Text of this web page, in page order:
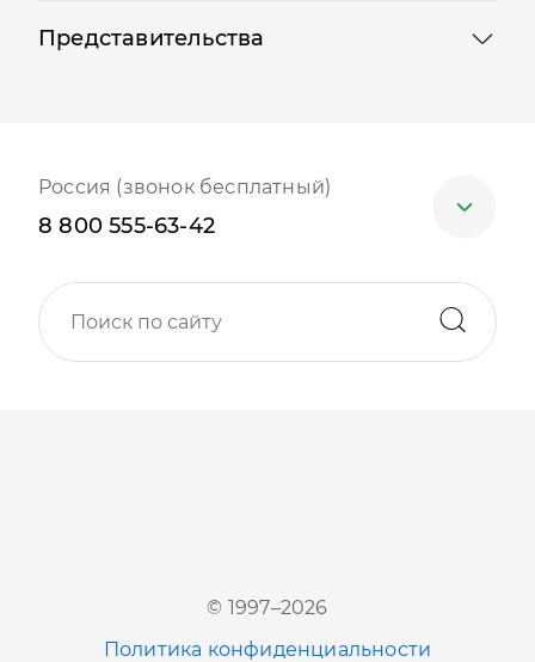
© 1997–2026
Политика конфиденциальности
Представительства
Россия (звонок бесплатный)
8 800 555-63-42
+7 (383) 207-80-51